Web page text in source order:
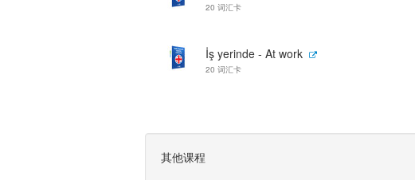
20 词汇卡
İş yerinde - At work
20 词汇卡
其他课程